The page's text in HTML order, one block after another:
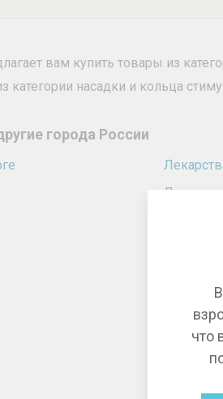
вам купить товары из
категории насадки и кольца
города России
что